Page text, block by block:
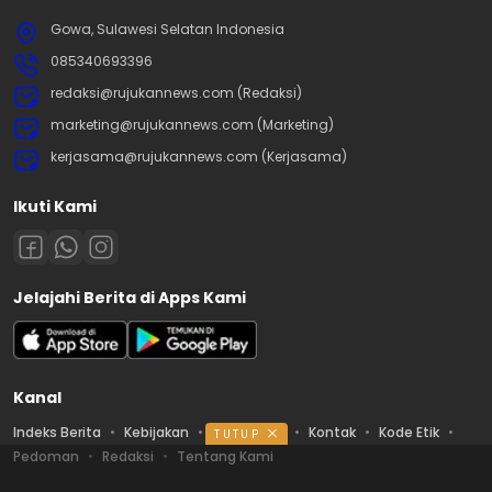
Gowa, Sulawesi Selatan Indonesia
085340693396
redaksi@rujukannews.com (Redaksi)
marketing@rujukannews.com (Marketing)
kerjasama@rujukannews.com (Kerjasama)
Ikuti Kami
Jelajahi Berita di Apps Kami
Kanal
Indeks Berita Kebijakan Ketentuan Kontak
Kode Etik
Pedoman
Redaksi Tentang Kami
TUTUP